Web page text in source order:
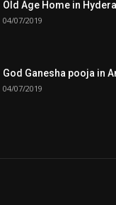
Old Age Home in
04/07/2019
God Ganesha pooja in
04/07/2019